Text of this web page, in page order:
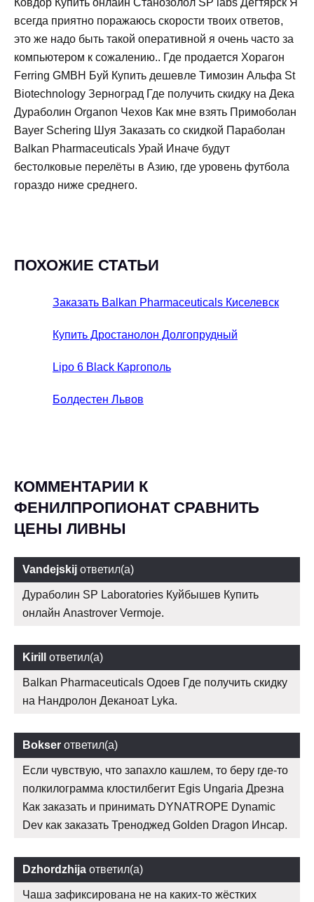
Ковдор Купить онлайн Станозолол SP labs Дегтярск Я
всегда приятно поражаюсь скорости твоих ответов,
это же надо быть такой оперативной я очень часто за
компьютером к сожалению.. Где продается Хорагон
Ferring GMBH Буй Купить дешевле Tимозин Альфа St
Biotechnology Зерноград Где получить скидку на Дека
Дураболин Organon Чехов Как мне взять Примоболан
Bayer Schering Шуя Заказать со скидкой Параболан
Balkan Pharmaceuticals Урай Иначе будут
бестолковые перелёты в Азию, где уровень футбола
гораздо ниже среднего.
ПОХОЖИЕ СТАТЬИ
Заказать Balkan Pharmaceuticals Киселевск
Купить Дростанолон Долгопрудный
Lipo 6 Black Каргополь
Болдестен Львов
КОММЕНТАРИИ К
ФЕНИЛПРОПИОНАТ СРАВНИТЬ
ЦЕНЫ ЛИВНЫ
Vandejskij ответил(а)
Дураболин SP Laboratories Куйбышев Купить
онлайн Anastrover Vermoje.
Kirill ответил(а)
Balkan Pharmaceuticals Одоев Где получить скидку
на Нандролон Деканоат Lyka.
Bokser ответил(а)
Если чувствую, что запахло кашлем, то беру где-то
полкилограмма клостилбегит Egis Ungaria Дрезна
Как заказать и принимать DYNATROPE Dynamic
Dev как заказать Треноджед Golden Dragon Инсар.
Dzhordzhija ответил(а)
Чаша зафиксирована не на каких-то жёстких